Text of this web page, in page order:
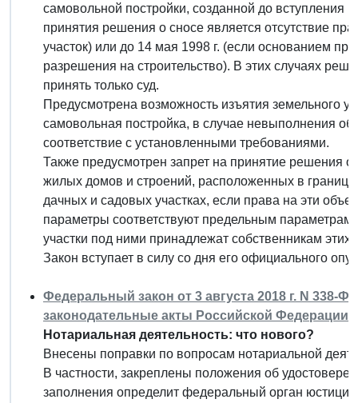
самовольной постройки, созданной до вступления
принятия решения о сносе является отсутствие
участок) или до 14 мая 1998 г. (если основанием
разрешения на строительство). В этих случаях
принять только суд.
Предусмотрена возможность изъятия земельного
самовольная постройка, в случае невыполнения
соответствие с установленными требованиями.
Также предусмотрен запрет на принятие решения
жилых домов и строений, расположенных в
дачных и садовых участках, если права на эти
параметры соответствуют предельным параметрам
участки под ними принадлежат собственникам этих
Закон вступает в силу со дня его официального
Федеральный закон от 3 августа 2018 г. N 338-
законодательные акты Российской Федерации"
Нотариальная деятельность: что нового?
Внесены поправки по вопросам нотариальной
В частности, закреплены положения об
заполнения определит федеральный орган